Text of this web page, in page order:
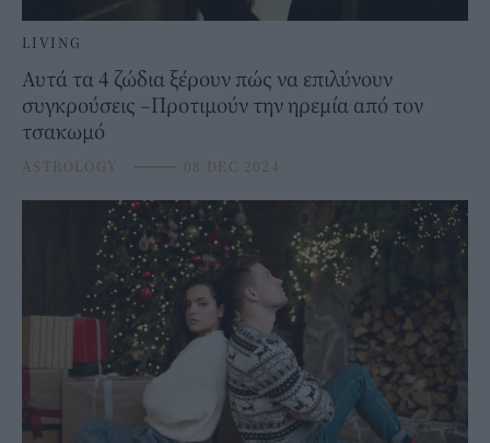
LIVING
Αυτά τα 4 ζώδια ξέρουν πώς να επιλύνουν
συγκρούσεις –Προτιμούν την ηρεμία από τον
τσακωμό
ASTROLOGY ⸻ 08 DEC 2024